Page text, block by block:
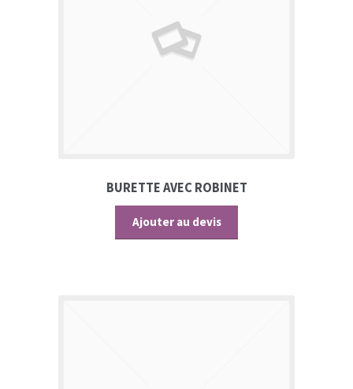
BURETTE AVEC ROBINET
Ajouter au devis